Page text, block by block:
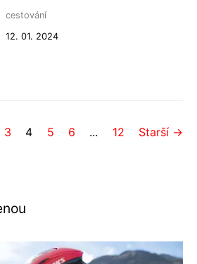
cestování
12. 01. 2024
3 4 5 6 ... 12 Starší →